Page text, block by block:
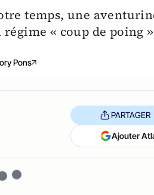
temps, une
« coup de poing
Pons
PARTAGER
Ajouter